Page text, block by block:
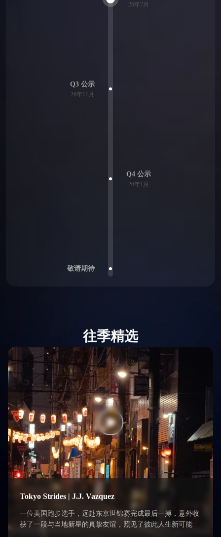
26年7月
Q3 公示
26年11月
Q4 公示
26年1月
敬请期待
往季精选
Tokyo Strides | J.J. Vazquez
一位美国跑步选手，远赴东京世锦赛完成最后一搏，意外收
获了一段与当地新星的真挚友谊，照见了彼此人生新可能